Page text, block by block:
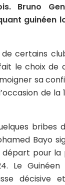
Bruno
guinéen
certains
le choix de
sa
de la
bribes
Bayo
départ pour la
Le
décisive